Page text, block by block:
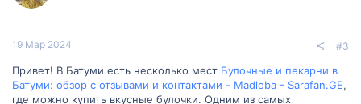
19 Мар 2024 #3
Привет! В Батуми есть несколько мест Булочные и пекарни в
Батуми: обзор с отзывами и контактами - Madloba - Sarafan.GE,
где можно купить вкусные булочки. Одним из самых